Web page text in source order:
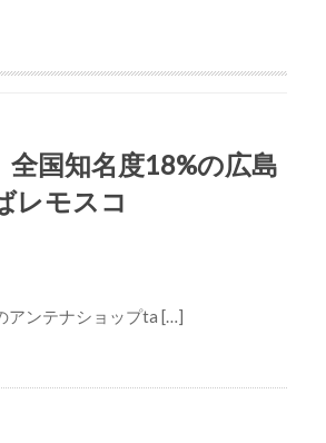
全国知名度18%の広島
レモスコ
アンテナショップta […]